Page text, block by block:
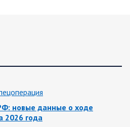
новые данные о ходе
2026 года